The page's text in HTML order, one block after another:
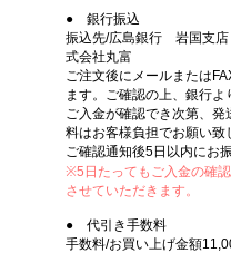
● 銀行振込
振込先/広島銀行 岩国
式会社丸富
ご注文後にメールまたは
ます。ご確認の上、銀行
ご入金が確認でき次第、
料はお客様負担でお願い致
ご確認通知後5日以内にお
※5日たってもご入金の確
させていただきます。
● 代引き手数料
手数料/お買い上げ金額